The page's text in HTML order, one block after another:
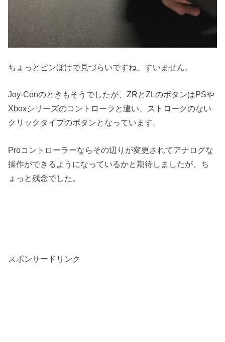
ちょっとピンぼけで見づらいですね、すいません。
Joy-Conのときもそうでしたが、ZRとZLのボタンはPSや
Xboxシリーズのコントローラと違い、ストロークのない
クリックタイプのボタンとなっています。
Proコントローラーならその辺りが変更されてアナログな
操作ができるようになっているかと期待しましたが、ち
ょっと残念でした。
スポンサードリンク